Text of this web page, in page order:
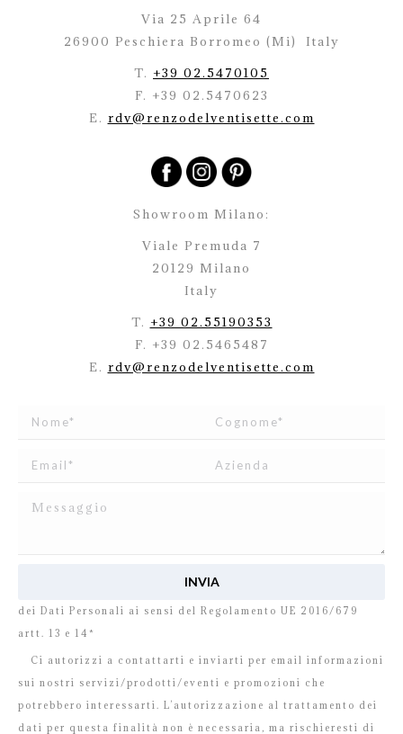
Via 25 Aprile 64
26900 Peschiera Borromeo (Mi)
Italy
T. +39 02.5470105
F. +39 02.5470623
E. rdv@renzodelventisette.com
Showroom Milano:
Viale Premuda 7
20129 Milano
Italy
T. +39 02.55190353
F. +39 02.5465487
E. rdv@renzodelventisette.com
dei Dati Personali ai sensi del Regolamento UE 2016/679
artt. 13 e 14*
Ci autorizzi a contattarti e inviarti per email informazioni
sui nostri servizi/prodotti/eventi e promozioni che
potrebbero interessarti. L’autorizzazione al trattamento dei
dati per questa finalità non è necessaria, ma rischieresti di